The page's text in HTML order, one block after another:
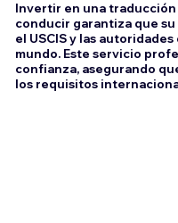
Invertir en una
conducir garantiza que
el USCIS y las
mundo. Este servicio
confianza, asegurando
los requisitos